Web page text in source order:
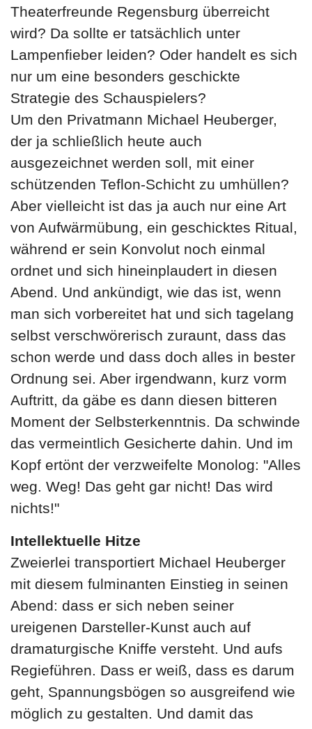
Theaterfreunde Regensburg überreicht
wird? Da sollte er tatsächlich unter
Lampenfieber leiden? Oder handelt es sich
nur um eine besonders geschickte
Strategie des Schauspielers?
Um den Privatmann Michael Heuberger,
der ja schließlich heute auch
ausgezeichnet werden soll, mit einer
schützenden Teflon-Schicht zu umhüllen?
Aber vielleicht ist das ja auch nur eine Art
von Aufwärmübung, ein geschicktes Ritual,
während er sein Konvolut noch einmal
ordnet und sich hineinplaudert in diesen
Abend. Und ankündigt, wie das ist, wenn
man sich vorbereitet hat und sich tagelang
selbst verschwörerisch zuraunt, dass das
schon werde und dass doch alles in bester
Ordnung sei. Aber irgendwann, kurz vorm
Auftritt, da gäbe es dann diesen bitteren
Moment der Selbsterkenntnis. Da schwinde
das vermeintlich Gesicherte dahin. Und im
Kopf ertönt der verzweifelte Monolog: "Alles
weg. Weg! Das geht gar nicht! Das wird
nichts!"
Intellektuelle Hitze
Zweierlei transportiert Michael Heuberger
mit diesem fulminanten Einstieg in seinen
Abend: dass er sich neben seiner
ureigenen Darsteller-Kunst auch auf
dramaturgische Kniffe versteht. Und aufs
Regieführen. Dass er weiß, dass es darum
geht, Spannungsbögen so ausgreifend wie
möglich zu gestalten. Und damit das